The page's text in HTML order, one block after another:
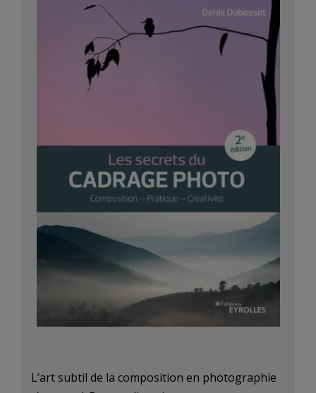
L’art subtil de la composition en photographie